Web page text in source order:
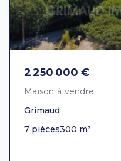
2 250 000 €
Maison à vendre
Grimaud
7 pièces300 m²